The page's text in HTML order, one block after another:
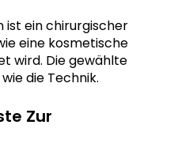
ist ein chirurgischer
eine kosmetische
wird. Die gewählte
die Technik.
Zur